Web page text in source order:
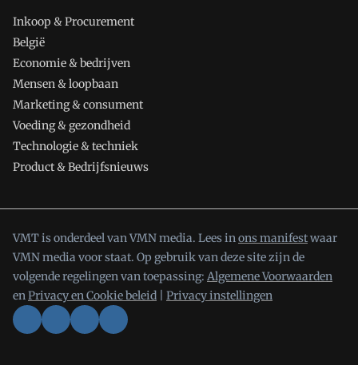
Inkoop & Procurement
België
Economie & bedrijven
Mensen & loopbaan
Marketing & consument
Voeding & gezondheid
Technologie & techniek
Product & Bedrijfsnieuws
VMT is onderdeel van VMN media. Lees inons manifestwaar
VMN media voor staat. Op gebruik van deze site zijn de
volgende regelingen van toepassing: Algemene Voorwaarden
enPrivacy en Cookie beleid Privacy instellingen